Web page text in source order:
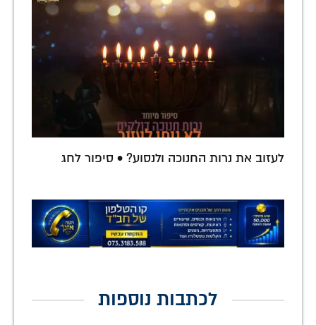
לעזוב את נרות החנוכה ולנסוע? • סיפור לחג
לכתבות נוספות